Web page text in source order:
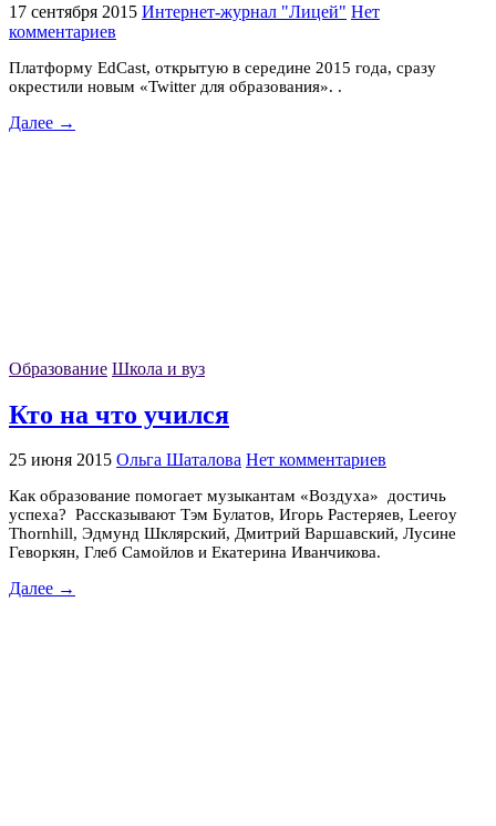
17 сентября 2015 Интернет-журнал "Лицей" Нет
комментариев
Платформу EdCast, открытую в середине 2015 года, сразу
окрестили новым «Twitter для образования». .
Далее →
Образование Школа и вуз
Кто на что учился
25 июня 2015 Ольга Шаталова Нет комментариев
Как образование помогает музыкантам «Воздуха» достичь
успеха? Рассказывают Тэм Булатов, Игорь Растеряев, Leeroy
Thornhill, Эдмунд Шклярский, Дмитрий Варшавский, Лусине
Геворкян, Глеб Самойлов и Екатерина Иванчикова.
Далее →